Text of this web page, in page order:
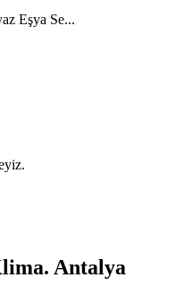
Eşya Se...
Antalya